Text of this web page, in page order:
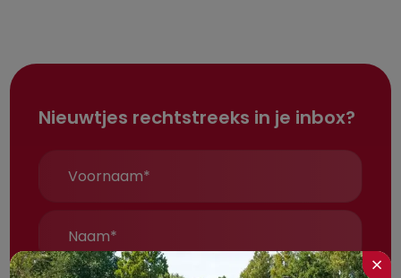
×
Nieuwtjes rechtstreeks in je inbox?